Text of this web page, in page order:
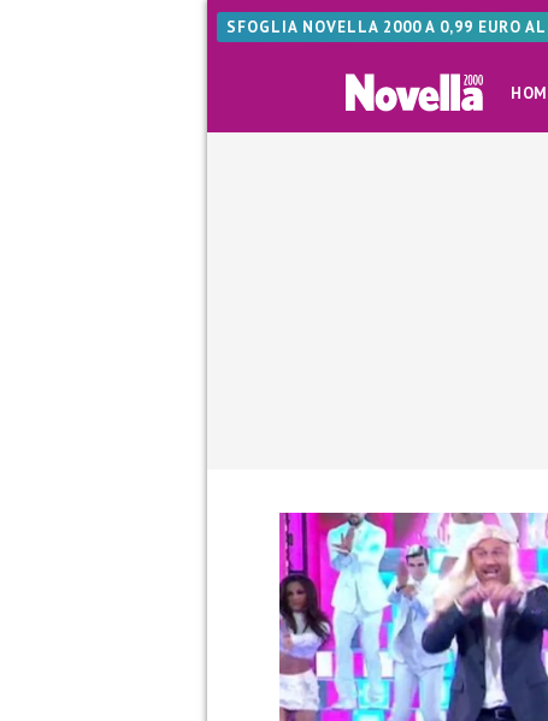
SFOGLIA NOVELLA 2000 A 0,99 EURO AL